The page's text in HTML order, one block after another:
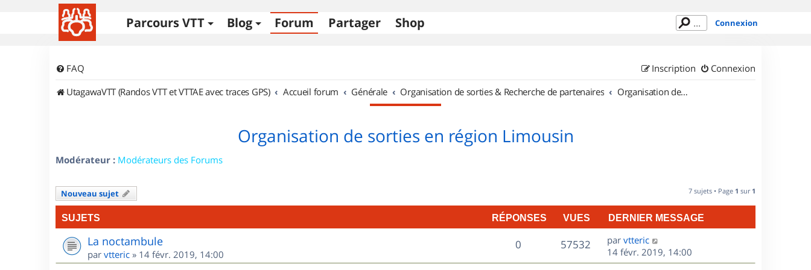
Parcours VTT Blog Forum Partager Shop Connexion
FAQ Connexion
Inscription
UtagawaVTT (Randos VTT et VTTAE avec traces GPS)
Accueil forum Générale Organisation de sorties & Recherche de partenaires Organisation de sorties en région Limousin
Organisation de sorties en région Limousin
Modérateur : Modérateurs des Forums
Nouveau sujet 7 sujets • Page 1 sur 1
SUJETS RÉPONSES VUES DERNIER MESSAGE
La noctambule
par vtteric » 14 févr. 2019, 14:00
0R
é
57532V
u
D
e
r
par vtteric
14 févr. 2019, 14:00